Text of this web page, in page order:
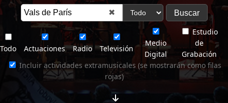
✖
Todo Actuaciones Radio Televisión
Medio
Digital
Estudio
de
Grabación
Incluir actividades extramusicales (se mostrarán como filas
rojas)